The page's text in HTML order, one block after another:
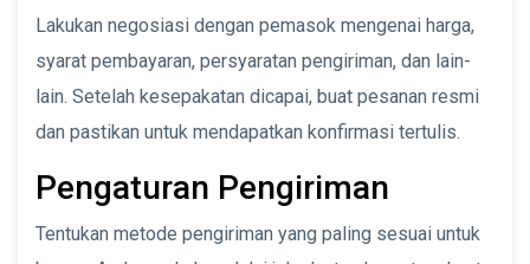
Lakukan negosiasi dengan pemasok mengenai harga,
syarat pembayaran, persyaratan pengiriman, dan lain-
lain. Setelah kesepakatan dicapai, buat pesanan resmi
dan pastikan untuk mendapatkan konfirmasi tertulis.
Pengaturan Pengiriman
Tentukan metode pengiriman yang paling sesuai untuk